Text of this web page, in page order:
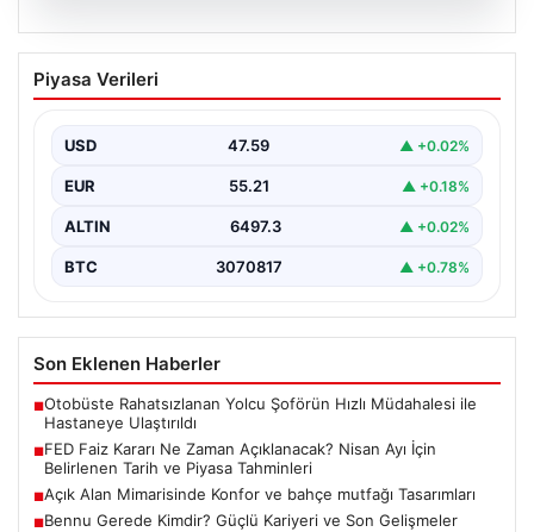
04.08.2026
FED Faiz Kararı Ne Zaman Açıklanacak?
Nisan Ayı İçin Belirlenen Tarih ve Piyasa
Altın, dolar, borsa ve kripto para yatırımcılarının
Piyasa Verileri
USD 47.59 ▲ +0.02%
EUR 55.21 ▲ +0.18%
ALTIN 6497.3 ▲ +0.02%
BTC 3070817 ▲ +0.78%
Son Eklenen Haberler
■Otobüste Rahatsızlanan Yolcu Şoförün Hızlı Müdahalesi ile
Hastaneye Ulaştırıldı
■FED Faiz Kararı Ne Zaman Açıklanacak? Nisan Ayı İçin
Belirlenen Tarih ve Piyasa Tahminleri
■Açık Alan Mimarisinde Konfor ve bahçe mutfağı Tasarımları
■Bennu Gerede Kimdir? Güçlü Kariyeri ve Son Gelişmeler